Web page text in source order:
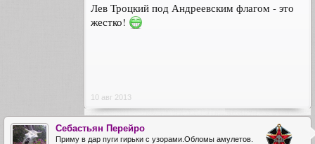
Лев Троцкий под Андреевским флагом - это
жестко!
10 авг 2013
Себастьян Перейро
Приму в дар пуги гирьки с узорами.Обломы амулетов.